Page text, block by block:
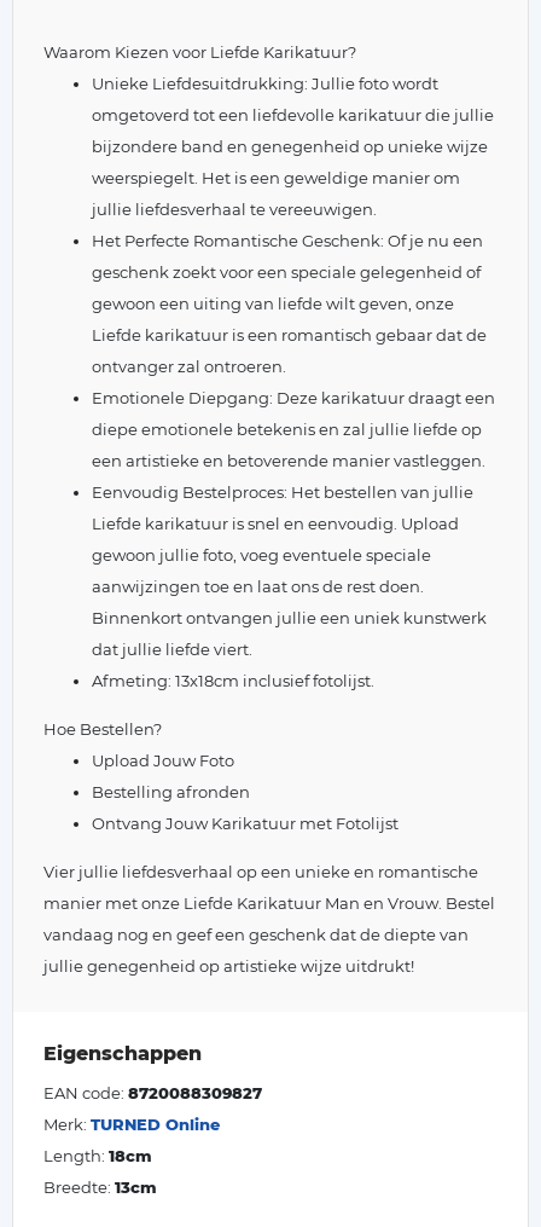
Waarom Kiezen voor Liefde Karikatuur?
Unieke Liefdesuitdrukking: Jullie foto wordt
omgetoverd tot een liefdevolle karikatuur die jullie
bijzondere band en genegenheid op unieke wijze
weerspiegelt. Het is een geweldige manier om
jullie liefdesverhaal te vereeuwigen.
Het Perfecte Romantische Geschenk: Of je nu een
geschenk zoekt voor een speciale gelegenheid of
gewoon een uiting van liefde wilt geven, onze
Liefde karikatuur is een romantisch gebaar dat de
ontvanger zal ontroeren.
Emotionele Diepgang: Deze karikatuur draagt een
diepe emotionele betekenis en zal jullie liefde op
een artistieke en betoverende manier vastleggen.
Eenvoudig Bestelproces: Het bestellen van jullie
Liefde karikatuur is snel en eenvoudig. Upload
gewoon jullie foto, voeg eventuele speciale
aanwijzingen toe en laat ons de rest doen.
Binnenkort ontvangen jullie een uniek kunstwerk
dat jullie liefde viert.
Afmeting: 13x18cm inclusief fotolijst.
Hoe Bestellen?
Upload Jouw Foto
Bestelling afronden
Ontvang Jouw Karikatuur met Fotolijst
Vier jullie liefdesverhaal op een unieke en romantische
manier met onze Liefde Karikatuur Man en Vrouw. Bestel
vandaag nog en geef een geschenk dat de diepte van
jullie genegenheid op artistieke wijze uitdrukt!
Eigenschappen
EAN code: 8720088309827
Merk: TURNED Online
Length: 18cm
Breedte: 13cm